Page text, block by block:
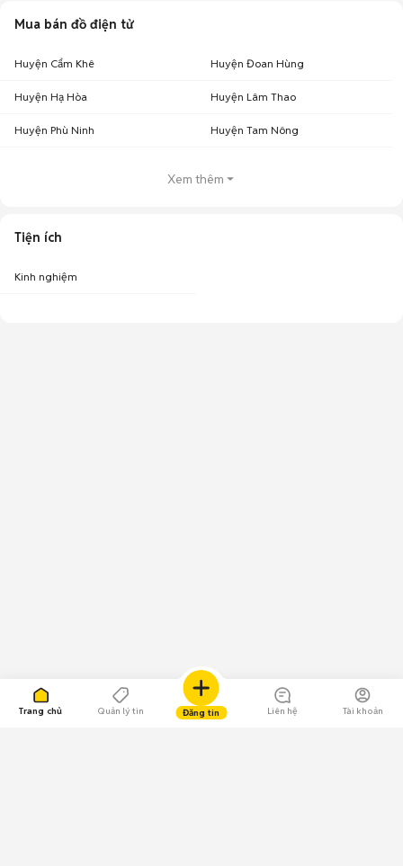
Trang chủ Quản lý tin Đăng tin Liên hệ Tài khoản
Mua bán đồ điện tử
Huyện Cẩm Khê Huyện Đoan Hùng
Huyện Hạ Hòa Huyện Lâm Thao
Huyện Phù Ninh Huyện Tam Nông
Xem thêm
Tiện ích
Kinh nghiệm